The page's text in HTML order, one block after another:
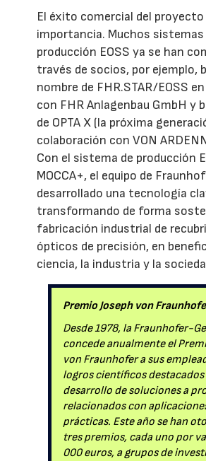
El éxito comercial del proyecto
importancia. Muchos sistemas
producción EOSS ya se han
través de socios, por ejemplo,
nombre de FHR.STAR/EOSS
con FHR Anlagenbau GmbH y
de OPTA X (la próxima
colaboración con VON
Con el sistema de producción
MOCCA+, el equipo de
desarrollado una tecnología
transformando de forma
fabricación industrial de
ópticos de precisión, en
ciencia, la industria y la
Premio Joseph von
Desde 1978, la Fraunhofer-
concede anualmente el
von Fraunhofer a sus
logros científicos destacados
desarrollo de soluciones a
relacionados con
prácticas. Este año se han
tres premios, cada uno por
000 euros, a grupos de